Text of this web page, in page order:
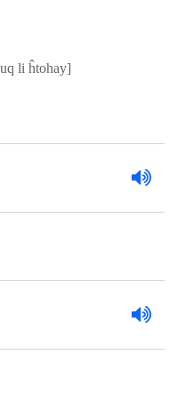
li ĥtohay]